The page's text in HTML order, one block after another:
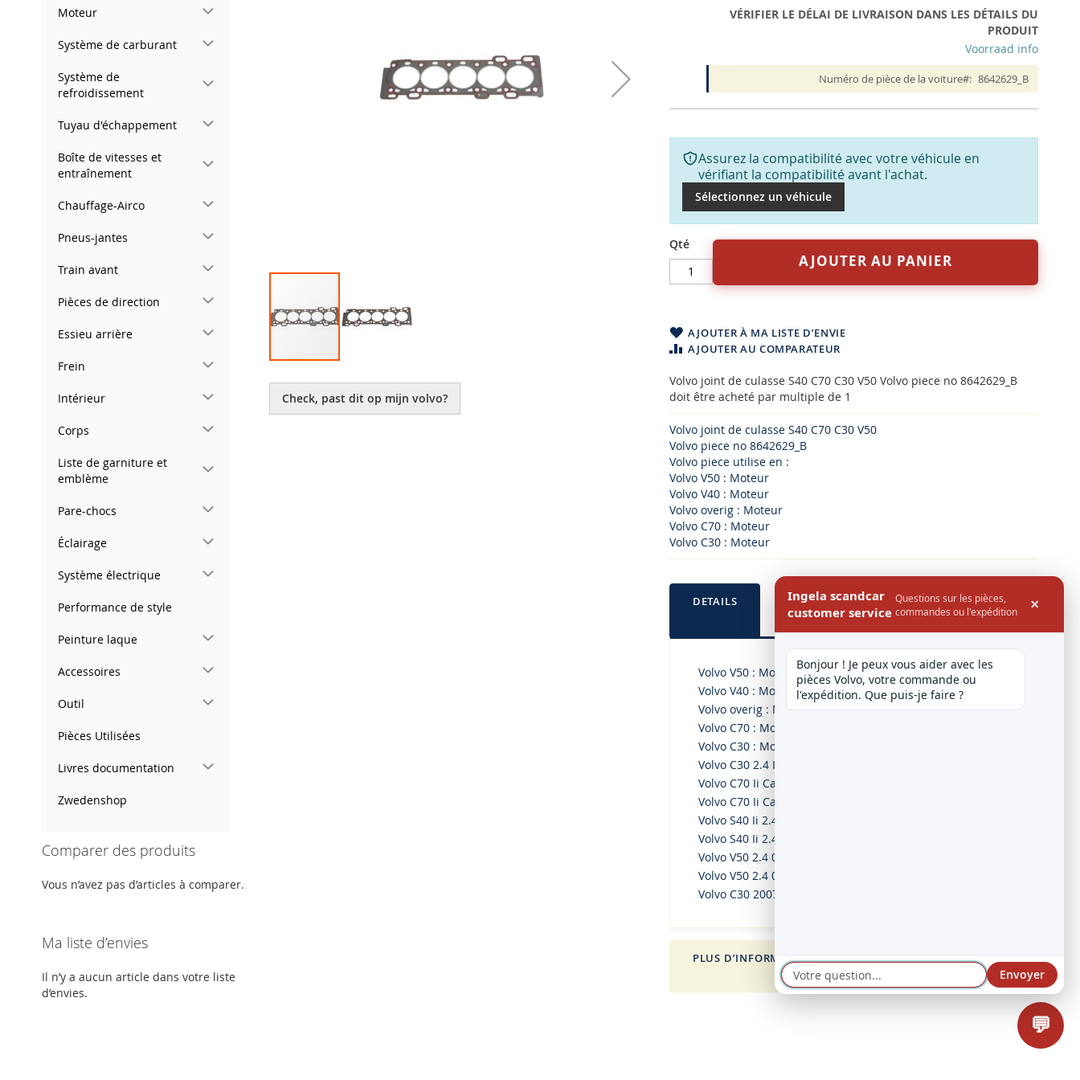
to
the
beginning
VÉRIFIER LE DÉLAI DE LIVRAISON DANS LES DÉTAILS DU
PRODUIT
Voorraad info
Numéro de pièce de la voiture 8642629_B
Assurez la compatibilité avec votre véhicule en
vérifiant la compatibilité avant l'achat.
Sélectionnez un véhicule
Qté
AJOUTER AU PANIER
AJOUTER À MA LISTE D’ENVIE
AJOUTER AU COMPARATEUR
Volvo joint de culasse S40 C70 C30 V50 Volvo piece no 8642629_B
doit être acheté par multiple de 1
Volvo joint de culasse S40 C70 C30 V50
Volvo piece no 8642629_B
Volvo piece utilise en :
Volvo V50 : Moteur
Volvo V40 : Moteur
Volvo overig : Moteur
Volvo C70 : Moteur
Volvo C30 : Moteur
DETAILS
Volvo V50 : Moteur
Volvo V40 : Moteur
Volvo overig : Moteur
Volvo C70 : Moteur
Volvo C30 : Moteur
Volvo C30 2.4 I 10.06-12.12
Volvo C70 Ii Cabriolet 2.4 03.06-
Volvo C70 Ii Cabriolet 2.4 I 03.06-
Volvo S40 Ii 2.4 01.04-
Volvo S40 Ii 2.4 01.04-
Volvo V50 2.4 04.04-
Volvo V50 2.4 04.04-
Volvo C30 2007 - 2013 5-CYL without Turbo Petr
PLUS D’INFORMATION FOR VOLVO
Check, past dit op mijn volvo?
Moteur
Système de carburant
Système de
refroidissement
Tuyau d'échappement
Boîte de vitesses et
entraînement
Chauffage-Airco
Pneus-jantes
Train avant
Pièces de direction
Essieu arrière
Frein
Intérieur
Corps
Liste de garniture et
emblème
Pare-chocs
Éclairage
Système électrique
Performance de style
Peinture laque
Accessoires
Outil
Pièces Utilisées
Livres documentation
Zwedenshop
Comparer des produits
Vous n’avez pas d’articles à comparer.
Ma liste d’envies
Il n’y a aucun article dans votre liste
d’envies.
💬
Ingela scandcar
customer service
Questions sur les pièces,
commandes ou l'expédition
×
Bonjour ! Je peux vous aider avec les
pièces Volvo, votre commande ou
l'expédition. Que puis-je faire ?
Envoyer